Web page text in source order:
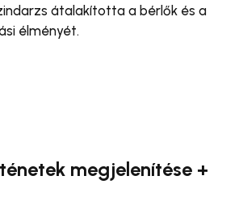
átalakította a bérlők és a
élményét.
megjelenítése +